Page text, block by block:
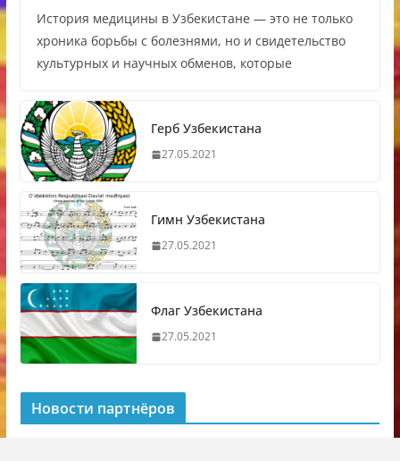
История медицины в Узбекистане — это не только
хроника борьбы с болезнями, но и свидетельство
культурных и научных обменов, которые
Герб Узбекистана
27.05.2021
Гимн Узбекистана
27.05.2021
Флаг Узбекистана
27.05.2021
Новости партнёров